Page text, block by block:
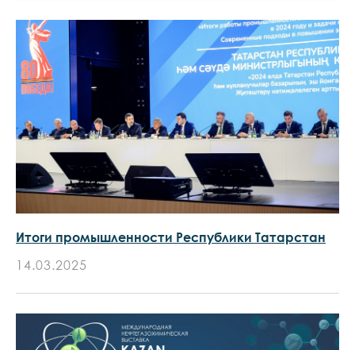
Итоги промышленности Республики Татарстан
14.03.2025